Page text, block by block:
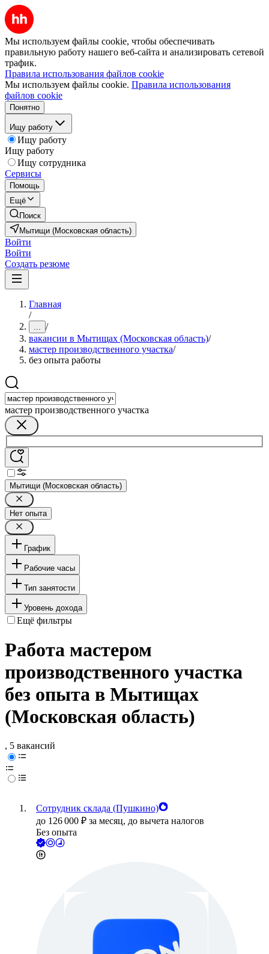
Мы используем файлы cookie, чтобы обеспечивать
правильную работу нашего веб-сайта и анализировать сетевой
трафик.
Правила использования файлов cookie
Мы используем файлы cookie. Правила использования
файлов cookie
Понятно
Ищу работу
Ищу работу
Ищу работу
Ищу сотрудника
Сервисы
Помощь
Ещё
Поиск
Мытищи (Московская область)
Войти
Войти
Создать резюме
Главная
/
... /
вакансии в Мытищах (Московская область)/
мастер производственного участка/
без опыта работы
мастер производственного участка
Мытищи (Московская область)
Нет опыта
График
Рабочие часы
Тип занятости
Уровень дохода
Ещё фильтры
Работа мастером
производственного участка
без опыта в Мытищах
(Московская область)
, 5 вакансий
Сотрудник склада (Пушкино)
до 126 000 ₽ за месяц, до вычета налогов
Без опыта